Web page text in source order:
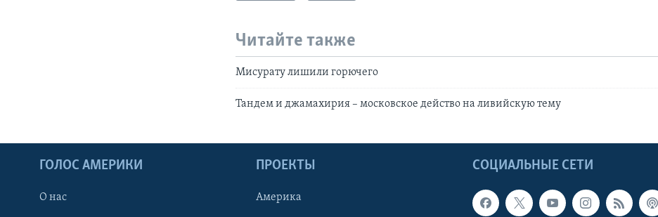
Читайте также
Мисурату лишили горючего
Тандем и джамахирия – московское действо на ливийскую тему
СОЦИАЛЬНЫЕ СЕТИ
ГОЛОС АМЕРИКИ
О нас
ПРОЕКТЫ
Америка